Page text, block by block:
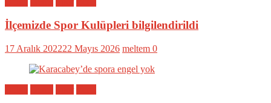
İlçemizde Spor Kulüpleri bilgilendirildi
17 Aralık 202222 Mayıs 2026 meltem 0